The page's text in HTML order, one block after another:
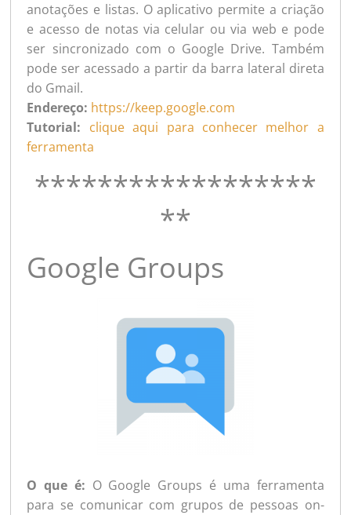
anotações e listas. O aplicativo permite a criação
e acesso de notas via celular ou via web e pode
ser sincronizado com o Google Drive. Também
pode ser acessado a partir da barra lateral direta
do Gmail.
Endereço: https://keep.google.com
Tutorial: clique aqui para conhecer melhor a
ferramenta
******************
**
Google Groups
O que é: O Google Groups é uma ferramenta
para se comunicar com grupos de pessoas on-